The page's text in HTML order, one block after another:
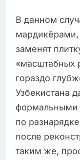
В данном
мардикёрами,
заменят
«масштабных
гораздо
Узбекистана
формальными
по
после
таким же,